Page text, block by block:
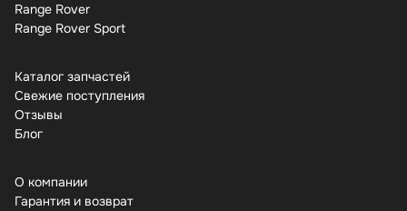
Range Rover
Range Rover Sport
Каталог запчастей
Свежие поступления
Отзывы
Бло
О компании
Гарантия и возврат